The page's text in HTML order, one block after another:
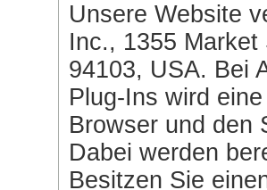
Unsere Website
Inc., 1355
94103, USA. Bei
Plug-Ins wird
Browser und den
Dabei werden
Besitzen Sie